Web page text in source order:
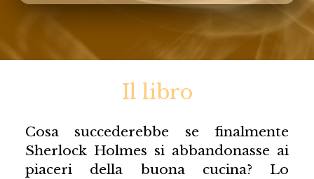
Il libro
Cosa succederebbe se finalmente
Sherlock Holmes si abbandonasse ai
piaceri della buona cucina? Lo